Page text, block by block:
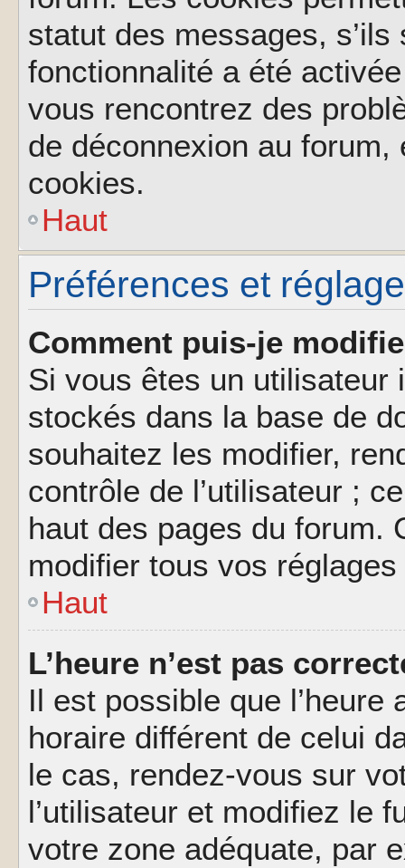
statut des messages,
fonctionnalité a été
vous rencontrez des
de déconnexion au
cookies.
Haut
Préférences et
Comment puis-je
Si vous êtes un
stockés dans la base de
souhaitez les modifier,
contrôle de l’utilisateur ;
haut des pages du forum.
modifier tous vos
Haut
L’heure n’est pas
Il est possible que
horaire différent de celui
le cas, rendez-vous sur
l’utilisateur et modifiez le
votre zone adéquate, par